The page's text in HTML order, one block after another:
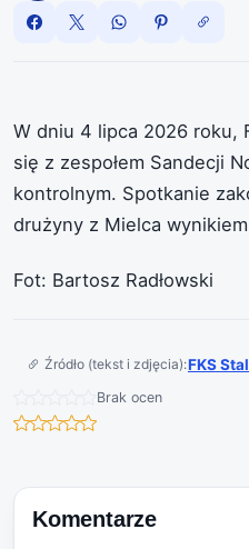
W dniu 4 lipca 2026 roku,
się z zespołem Sandecji
kontrolnym. Spotkanie
drużyny z Mielca
Fot: Bartosz Radłowski
Źródło (tekst i zdjęcia):FKS
Brak ocen
Komentarze